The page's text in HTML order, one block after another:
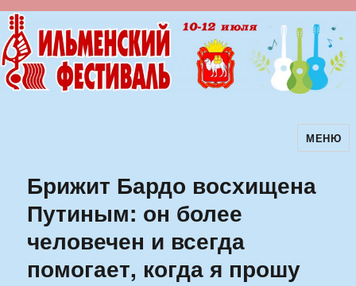
Ильменский фестиваль авторскойМЕНЮ
Брижит Бардо восхищена
Путиным: он более
человечен и всегда
помогает, когда я прошу